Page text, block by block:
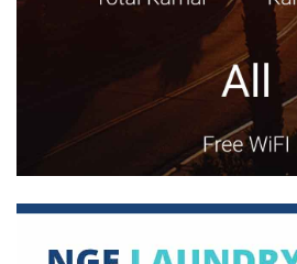
Lampung
Madiun